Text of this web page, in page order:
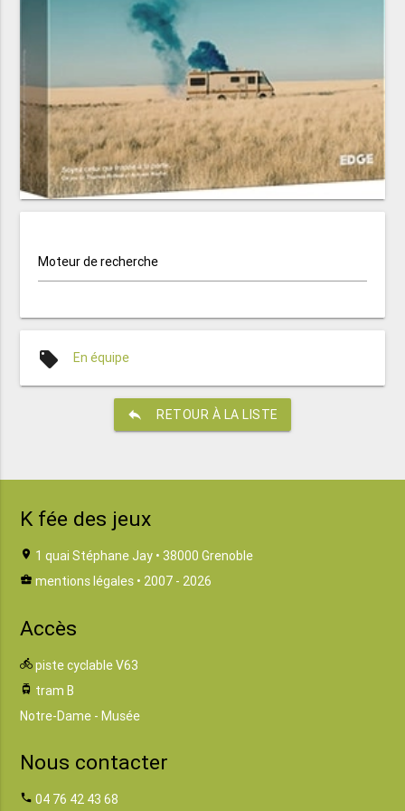
Moteur de recherche
local_offer En équipe
reply RETOUR À LA LISTE
K fée des jeux
location_on 1 quai Stéphane Jay • 38000 Grenoble
business_center mentions légales • 2007 - 2026
Accès
directions_bike piste cyclable V63
tram tram B
Notre-Dame - Musée
Nous contacter
phone 04 76 42 43 68